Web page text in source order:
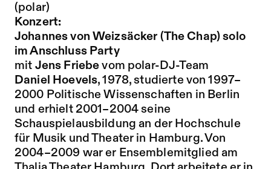
(polar)
Konzert:
Johannes von Weizsäcker (The Chap) solo
im Anschluss Party
mit Jens Friebe vom polar-DJ-Team
Daniel Hoevels, 1978, studierte von 1997–
2000 Politische Wissenschaften in Berlin
und erhielt 2001–2004 seine
Schauspielausbildung an der Hochschule
für Musik und Theater in Hamburg. Von
2004–2009 war er Ensemblemitglied am